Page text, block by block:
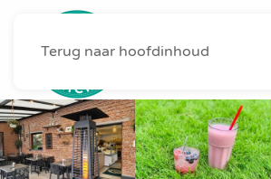
Terug naar hoofdinhoud